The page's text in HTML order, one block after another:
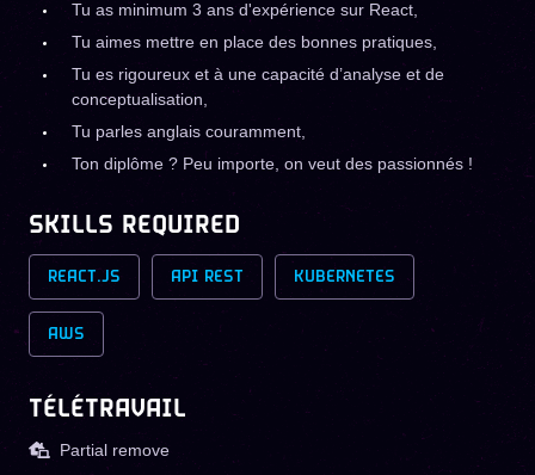
Tu as minimum 3 ans d'expérience sur React,
Tu aimes mettre en place des bonnes pratiques,
Tu es rigoureux et à une capacité d’analyse et de
conceptualisation,
Tu parles anglais couramment,
Ton diplôme ? Peu importe, on veut des passionnés !
SKILLS REQUIRED
REACT.JS API REST KUBERNETES
AWS
TÉLÉTRAVAIL
Partial remove